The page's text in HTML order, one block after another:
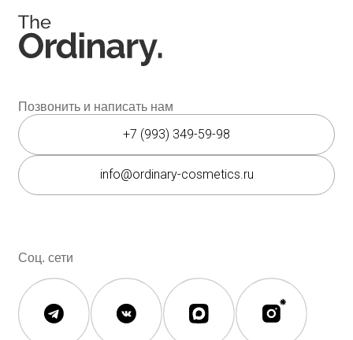
Контакты
Контакты
История The Ordinary
Доставка и оплата
Косметика The Ordinary
Косметика The INKEY
Корейская косметика
Скидки